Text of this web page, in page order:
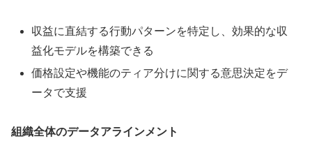
収益に直結する行動パターンを特定し、効果的な収
益化モデルを構築できる
価格設定や機能のティア分けに関する意思決定をデ
ータで支援
組織全体のデータアラインメント